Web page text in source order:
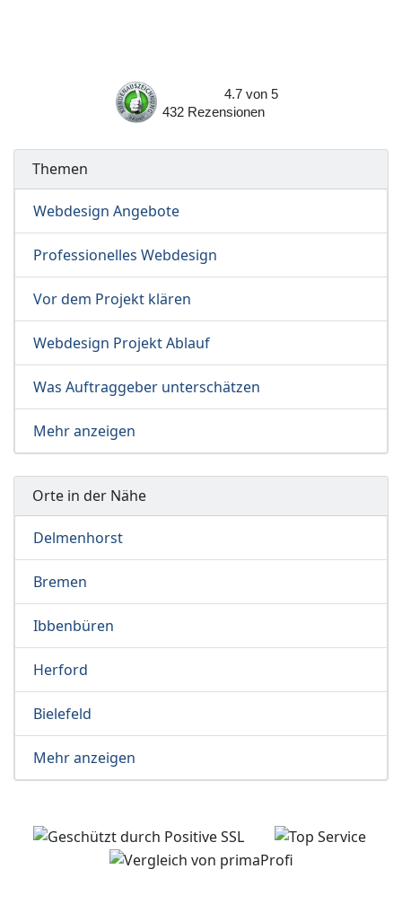
4.7 von 5
432
Rezensionen
Themen
Webdesign Angebote
Professionelles Webdesign
Vor dem Projekt klären
Webdesign Projekt Ablauf
Was Auftraggeber unterschätzen
Mehr anzeigen
Orte in der Nähe
Delmenhorst
Bremen
Ibbenbüren
Herford
Bielefeld
Mehr anzeigen